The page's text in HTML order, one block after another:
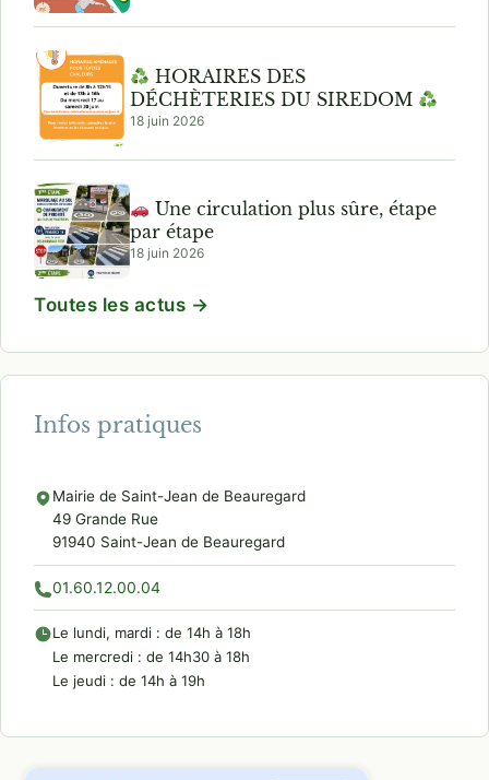
HORAIRES DES
DÉCHÈTERIES DU SIREDOM
18 juin 2026
Une circulation plus sûre, étape
par étape
18 juin 2026
Toutes les actus →
Infos pratiques
Mairie de Saint-Jean de Beauregard
49 Grande Rue
91940 Saint-Jean de Beauregard
01.60.12.00.04
Le lundi, mardi : de 14h à 18h
Le mercredi : de 14h30 à 18h
Le jeudi : de 14h à 19h